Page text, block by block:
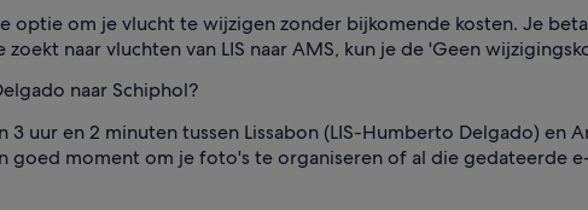
optie om je vlucht te wijzigen zonder bijkomende kosten. Je
naar vluchten van LIS naar AMS, kun je de 'Geen
naar Schiphol?
uur en 2 minuten tussen Lissabon (LIS-Humberto Delgado) en
goed moment om je foto's te organiseren of al die gedateerde